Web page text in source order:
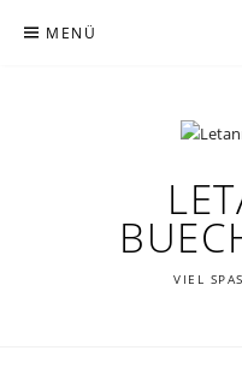
Inhalt MENÜ
VIEL